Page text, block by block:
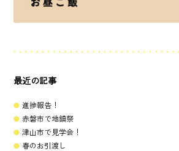
最近の記事
進捗報告！
赤磐市で地鎮祭
津山市で見学会！
春のお引渡し